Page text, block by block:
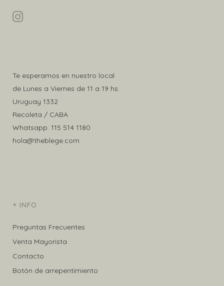
Te esperamos en nuestro local
de Lunes a Viernes de 11 a 19 hs.
Uruguay 1332
Recoleta / CABA
Whatsapp. 115 514 1180
hola@theblege.com
+ INFO
Preguntas Frecuentes
Venta Mayorista
Contacto
Botón de arrepentimiento